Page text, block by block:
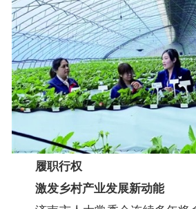
履职行权
激发乡村产业发展新动能